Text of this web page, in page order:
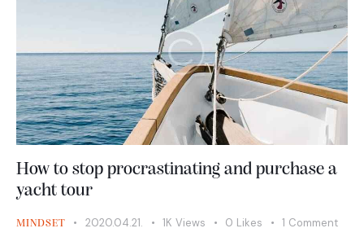
How to stop procrastinating and purchase a
yacht tour
MINDSET 2020.04.21. 1K Views 0 Likes 1 Comment